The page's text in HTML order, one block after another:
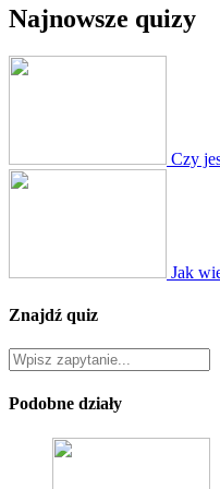
Najnowsze quizy
Czy
Jak
Znajdź quiz
Podobne działy